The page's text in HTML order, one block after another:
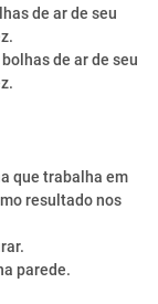
de ar de seu
de ar de seu
que trabalha em
resultado nos
parede.